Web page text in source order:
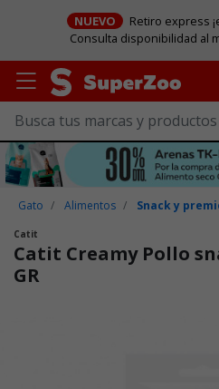
NUEVO
Retiro express
Consulta disponibilidad al
Gato Alimentos Snack y
Catit
Catit Creamy Pollo
GR